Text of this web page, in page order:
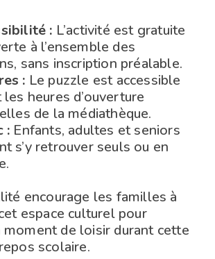
: L’activité est gratuite
à l’ensemble des
sans inscription préalable.
: Le puzzle est accessible
les heures d’ouverture
de la médiathèque.
: Enfants, adultes et seniors
s’y retrouver seuls ou en
encourage les familles à
espace culturel pour
moment de loisir durant cette
scolaire.